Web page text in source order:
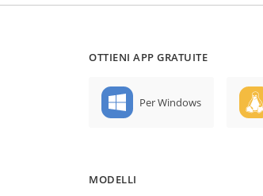
OTTIENI APP GRATUITE
Per Windows
MODELLI